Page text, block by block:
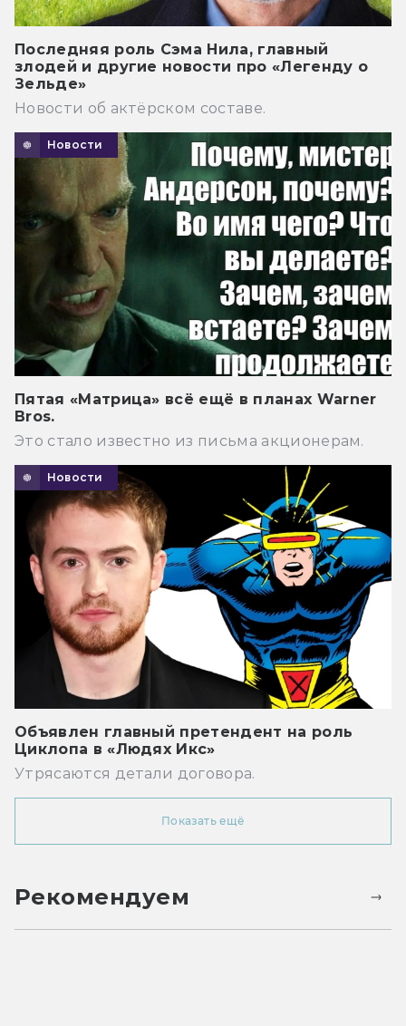
Последняя роль Сэма Нила, главный
злодей и другие новости про «Легенду о
Зельде»
Новости об актёрском составе.
Новости
Пятая «Матрица» всё ещё в планах Warner
Bros.
Это стало известно из письма акционерам.
Новости
Объявлен главный претендент на роль
Циклопа в «Людях Икс»
Утрясаются детали договора.
Показать ещё
Рекомендуем